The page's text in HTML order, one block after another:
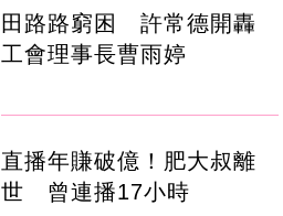
田路路窮困 許常德開轟
工會理事長曹雨婷
直播年賺破億！肥大叔離
世 曾連播17小時